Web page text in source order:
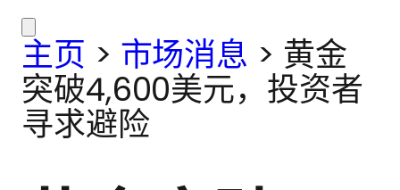
主页 > 市场消息 > 黄金
突破4,600美元，投资者
寻求避险